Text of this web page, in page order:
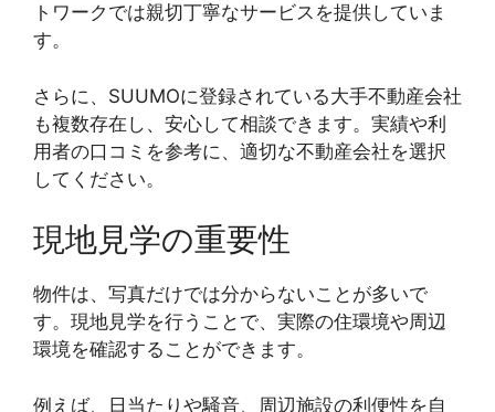
トワークでは親切丁寧なサービスを提供していま
す。
さらに、SUUMOに登録されている大手不動産会社
も複数存在し、安心して相談できます。実績や利
用者の口コミを参考に、適切な不動産会社を選択
してください。
現地見学の重要性
物件は、写真だけでは分からないことが多いで
す。現地見学を行うことで、実際の住環境や周辺
環境を確認することができます。
例えば、日当たりや騒音、周辺施設の利便性を自